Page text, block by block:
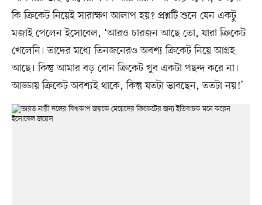
কি ক্রিকেট নিয়েই সারাক্ষণ আলাপ হয়? প্রশ্নটি শুনে যেন একটু
মজাই পেলেন ইসোবেল, ‘আরও চারজন আছে তো, যারা ক্রিকেট
খেলেনি। তাদের মধ্যে তিনজনেরও অবশ্য ক্রিকেট নিয়ে আগ্রহ
আছে। কিন্তু আমার বড় বোন ক্রিকেট খুব একটা পছন্দ করে না।
আড্ডায় ক্রিকেট অবশ্যই থাকে, কিন্তু যতটা ভাবছেন, ততটা নয়!’